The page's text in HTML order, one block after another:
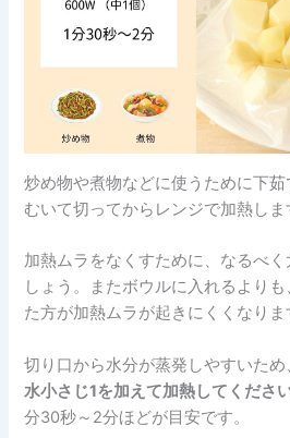
炒め物や煮物などに使うために下
むいて切ってからレンジで加熱しま
加熱ムラをなくすために、なるべ
しょう。またボウルに入れるより
た方が加熱ムラが起きにくくなりま
切り口から水分が蒸発しやすいため
水小さじ1を加えて加熱してくださ
分30秒～2分ほどが目安です。